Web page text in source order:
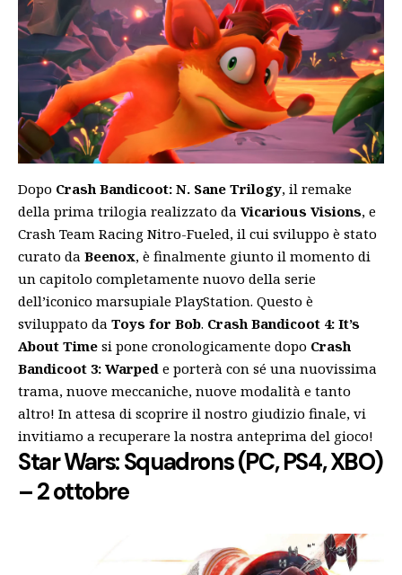
Dopo Crash Bandicoot: N. Sane Trilogy, il remake
della prima trilogia realizzato da Vicarious Visions, e
Crash Team Racing Nitro-Fueled, il cui sviluppo è stato
curato da Beenox, è finalmente giunto il momento di
un capitolo completamente nuovo della serie
dell’iconico marsupiale PlayStation. Questo è
sviluppato da Toys for Bob. Crash Bandicoot 4: It’s
About Time si pone cronologicamente dopo Crash
Bandicoot 3: Warped e porterà con sé una nuovissima
trama, nuove meccaniche, nuove modalità e tanto
altro! In attesa di scoprire il nostro giudizio finale, vi
invitiamo a recuperare la nostra anteprima del gioco!
Star Wars: Squadrons (PC, PS4, XBO)
– 2 ottobre